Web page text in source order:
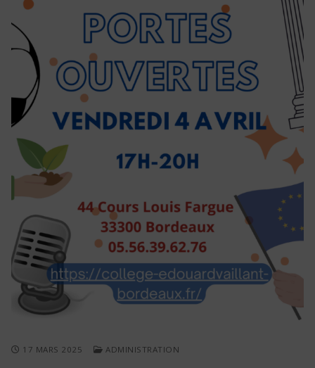
17 MARS 2025 ADMINISTRATION